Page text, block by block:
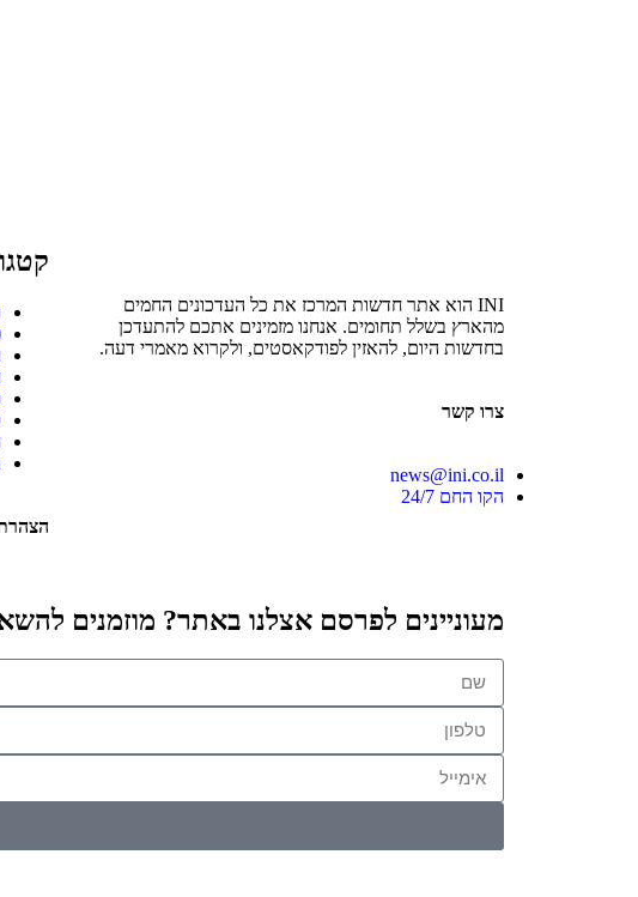
INI הוא אתר חדשות המרכז את כל העדכונים החמים
מהארץ בשלל תחומים. אנחנו מזמינים אתכם להתעדכן
בחדשות היום, להאזין לפודקאסטים, ולקרוא מאמרי דעה.
צרו קשר
news@ini.co.il
הקו החם 24/7
מעוניינים לפרסם אצלנו באתר? מוזמנים